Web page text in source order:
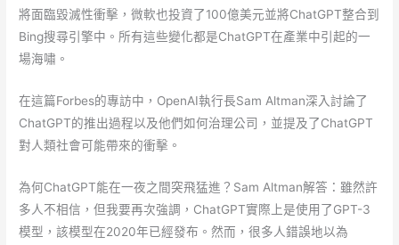
將面臨毀滅性衝擊，微軟也投資了100億美元並將ChatGPT整合到
Bing搜尋引擎中。所有這些變化都是ChatGPT在產業中引起的一
場海嘯。
在這篇Forbes的專訪中，OpenAI執行長Sam Altman深入討論了
ChatGPT的推出過程以及他們如何治理公司，並提及了ChatGPT
對人類社會可能帶來的衝擊。
為何ChatGPT能在一夜之間突飛猛進？Sam Altman解答：雖然許
多人不相信，但我要再次強調，ChatGPT實際上是使用了GPT-3
模型，該模型在2020年已經發布。然而，很多人錯誤地以為